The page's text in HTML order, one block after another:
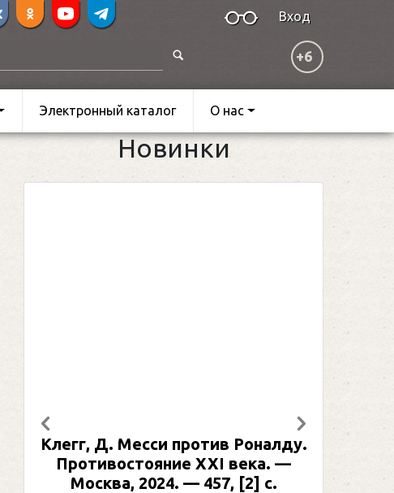
Вход
+6
Электронный каталог О нас
Новинки
Клегг, Д. Месси против Роналду.
Противостояние XXI века. —
Москва, 2024. — 457, [2] с.
Предыдущий Следующий